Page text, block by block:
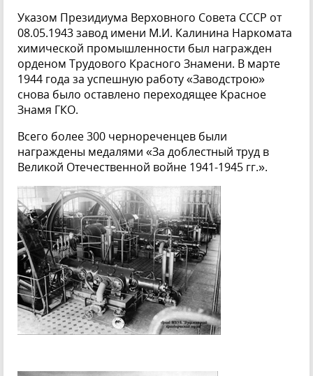
Указом Президиума Верховного Совета СССР от
08.05.1943 завод имени М.И. Калинина Наркомата
химической промышленности был награжден
орденом Трудового Красного Знамени. В марте
1944 года за успешную работу «Заводстрою»
снова было оставлено переходящее Красное
Знамя ГКО.
Всего более 300 чернореченцев были
награждены медалями «За доблестный труд в
Великой Отечественной войне 1941-1945 гг.».